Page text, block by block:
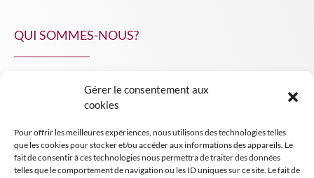
Gérer le consentement aux
cookies
Pour offrir les meilleures expériences, nous utilisons des technologies telles
que les cookies pour stocker et/ou accéder aux informations des appareils. Le
fait de consentir à ces technologies nous permettra de traiter des données
telles que le comportement de navigation ou les ID uniques sur ce site. Le fait de
QUI SOMMES-NOUS?
INSIGHT NPA